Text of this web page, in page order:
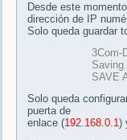
Desde este
dirección de IP
Solo queda guardar
3Com-
SAVE
Solo queda
puerta de
enlace (192.168.0.1)